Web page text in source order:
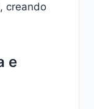
creando
e